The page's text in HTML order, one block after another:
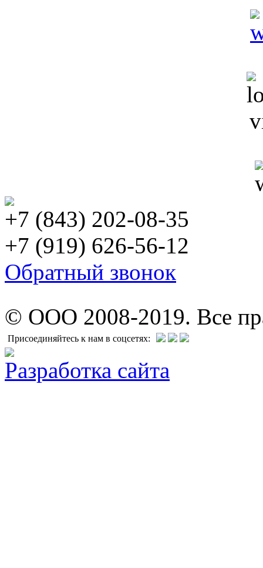
+7 (843) 202-08-35
+7 (919) 626-56-12
Обратный звонок
© ООО 2008-2019. Все
Присоединяйтесь к нам в соцсетях:
Разработка сайта